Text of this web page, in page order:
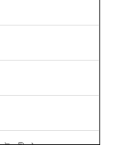
চীন)